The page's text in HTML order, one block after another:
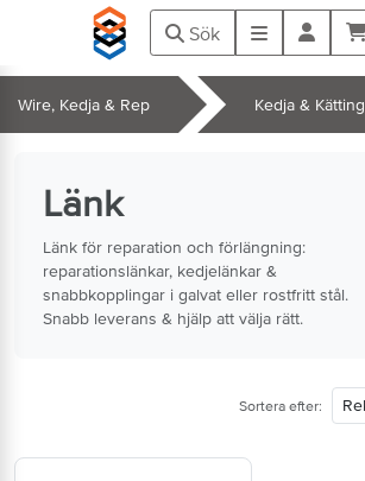
Hoppa till huvudinnehåll
Sök Meny
Wire, Kedja & Rep Kedja & Kätting
Länk
Länk för reparation och förlängning:
reparationslänkar, kedjelänkar &
snabbkopplingar i galvat eller rostfritt stål.
Snabb leverans & hjälp att välja rätt.
Sortera efter: